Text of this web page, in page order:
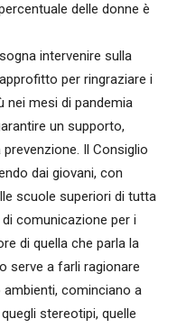
delle donne è
intervenire sulla
per ringraziare i
nei mesi di pandemia
un supporto,
Il Consiglio
dai giovani, con
scuole superiori di tutta
di comunicazione per i
di quella che parla la
serve a farli ragionare
ambienti, cominciano a
stereotipi, quelle